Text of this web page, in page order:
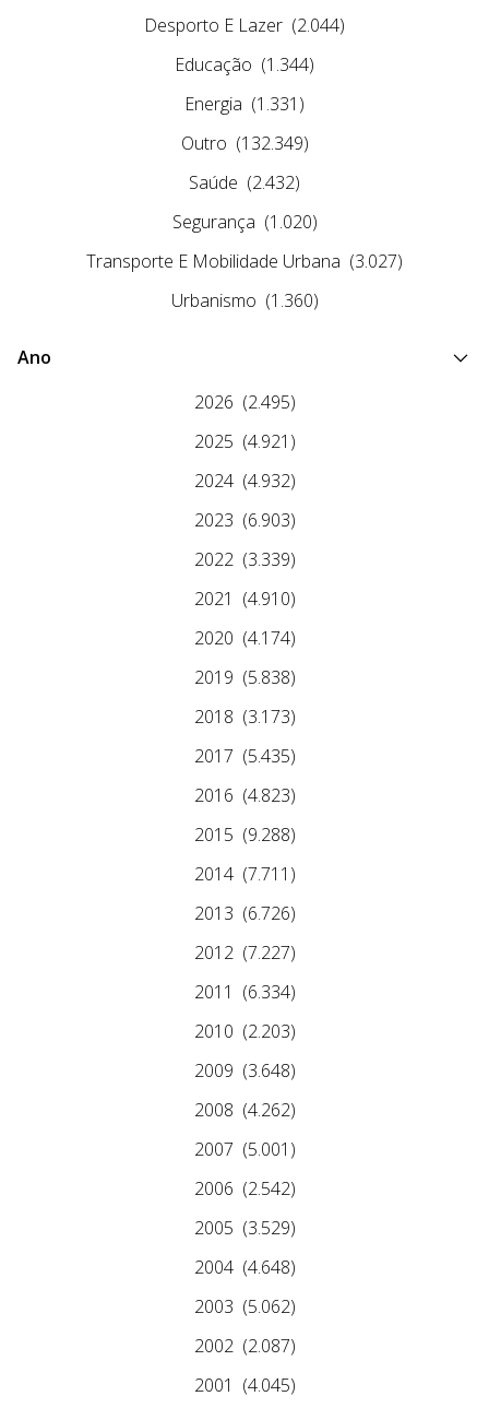
Desporto E Lazer (2.044)
Educação (1.344)
Energia (1.331)
Outro (132.349)
Saúde (2.432)
Segurança (1.020)
Transporte E Mobilidade Urbana (3.027)
Urbanismo (1.360)
Ano
2026 (2.495)
2025 (4.921)
2024 (4.932)
2023 (6.903)
2022 (3.339)
2021 (4.910)
2020 (4.174)
2019 (5.838)
2018 (3.173)
2017 (5.435)
2016 (4.823)
2015 (9.288)
2014 (7.711)
2013 (6.726)
2012 (7.227)
2011 (6.334)
2010 (2.203)
2009 (3.648)
2008 (4.262)
2007 (5.001)
2006 (2.542)
2005 (3.529)
2004 (4.648)
2003 (5.062)
2002 (2.087)
2001 (4.045)